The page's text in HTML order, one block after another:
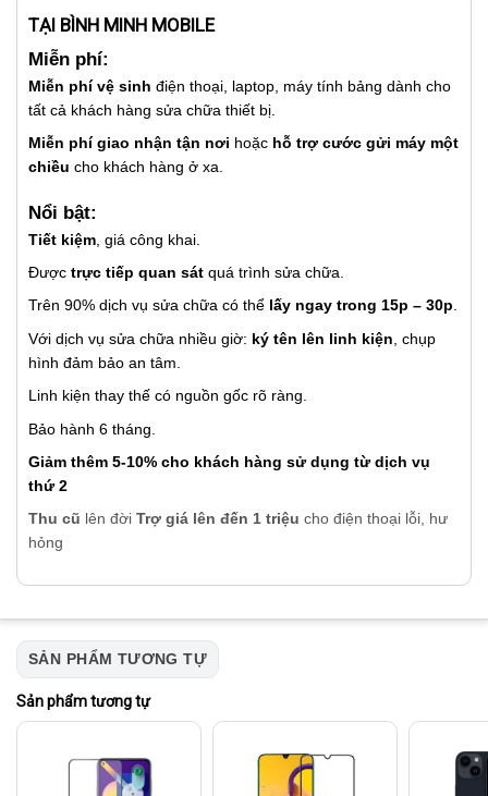
TẠI BÌNH MINH MOBILE
Miễn phí:
Miễn phí vệ sinh điện thoại, laptop, máy tính bảng dành cho
tất cả khách hàng sửa chữa thiết bị.
Miễn phí giao nhận tận nơi hoặc hỗ trợ cước gửi máy một
chiều cho khách hàng ở xa.
Nổi bật:
Tiết kiệm , giá công khai.
Được trực tiếp quan sát quá trình sửa chữa.
Trên 90% dịch vụ sửa chữa có thể lấy ngay trong 15p – 30p.
Với dịch vụ sửa chữa nhiều giờ: ký tên lên linh kiện , chụp
hình đảm bảo an tâm.
Linh kiện thay thế có nguồn gốc rõ ràng.
Bảo hành 6 tháng.
Giảm thêm 5-10% cho khách hàng sử dụng từ dịch vụ
thứ 2
Thu cũ lên đời Trợ giá lên đến 1 triệu cho điện thoại lỗi, hư
hỏng
SẢN PHẨM TƯƠNG TỰ
Sản phẩm tương tự